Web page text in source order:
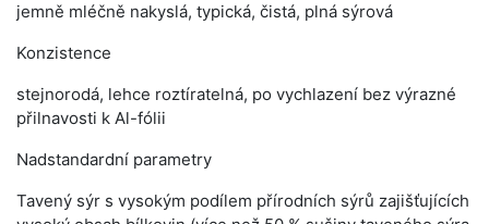
jemně mléčně nakyslá, typická, čistá, plná sýrová
Konzistence
stejnorodá, lehce roztíratelná, po vychlazení bez výrazné
přilnavosti k Al-fólii
Nadstandardní parametry
Tavený sýr s vysokým podílem přírodních sýrů zajišťujících